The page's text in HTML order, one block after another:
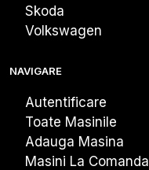
Skoda
Volkswagen
NAVIGARE
Autentificare
Toate Masinile
Adauga Masina
Masini La Comanda